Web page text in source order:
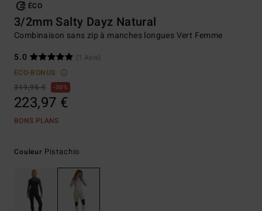
ÉCO
3/2mm Salty Dayz Natural
Combinaison sans zip à manches longues Vert Femme
5.0
(1 Avis)
ECO-BONUS
319,95 €
30%
223,97 €
BONS PLANS
Couleur Pistachio